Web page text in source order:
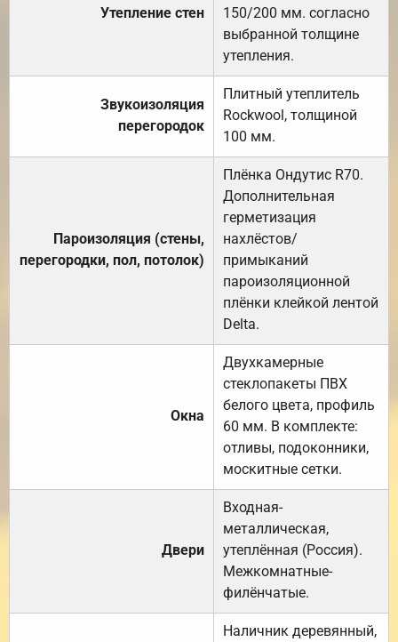
Утепление стен
150/200 мм. согласно
выбранной толщине
утепления.
Звукоизоляция
перегородок
Плитный утеплитель
Rockwool, толщиной
100 мм.
Пароизоляция (стены,
перегородки, пол, потолок)
Плёнка Ондутис R70.
Дополнительная
герметизация
нахлёстов/
примыканий
пароизоляционной
плёнки клейкой лентой
Delta.
Окна
Двухкамерные
стеклопакеты ПВХ
белого цвета, профиль
60 мм. В комплекте:
отливы, подоконники,
москитные сетки.
Двери
Входная-
металлическая,
утеплённая (Россия).
Межкомнатные-
филёнчатые.
Наличник деревянный,